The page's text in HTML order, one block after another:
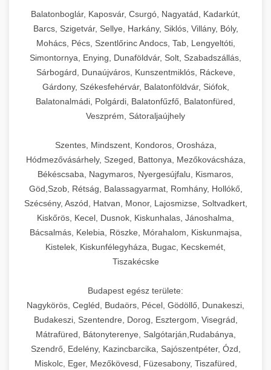
Balatonboglár, Kaposvár, Csurgó, Nagyatád, Kadarkút,
Barcs, Szigetvár, Sellye, Harkány, Siklós, Villány, Bóly,
Mohács, Pécs, Szentlőrinc Andocs, Tab, Lengyeltóti,
Simontornya, Enying, Dunaföldvár, Solt, Szabadszállás,
Sárbogárd, Dunaújváros, Kunszentmiklós, Ráckeve,
Gárdony, Székesfehérvár, Balatonföldvár, Siófok,
Balatonalmádi, Polgárdi, Balatonfűzfő, Balatonfüred,
Veszprém, Sátoraljaújhely
Szentes, Mindszent, Kondoros, Orosháza,
Hódmezővásárhely, Szeged, Battonya, Mezőkovácsháza,
Békéscsaba, Nagymaros, Nyergesújfalu, Kismaros,
Göd,Szob, Rétság, Balassagyarmat, Romhány, Hollókő,
Szécsény, Aszód, Hatvan, Monor, Lajosmizse, Soltvadkert,
Kiskőrös, Kecel, Dusnok, Kiskunhalas, Jánoshalma,
Bácsalmás, Kelebia, Röszke, Mórahalom, Kiskunmajsa,
Kistelek, Kiskunfélegyháza, Bugac, Kecskemét,
Tiszakécske
Budapest egész területe:
Nagykörös, Cegléd, Budaörs, Pécel, Gödöllő, Dunakeszi,
Budakeszi, Szentendre, Dorog, Esztergom, Visegrád,
Mátrafüred, Bátonyterenye, Salgótarján,Rudabánya,
Szendrő, Edelény, Kazincbarcika, Sajószentpéter, Ózd,
Miskolc, Eger, Mezőkövesd, Füzesabony, Tiszafüred,